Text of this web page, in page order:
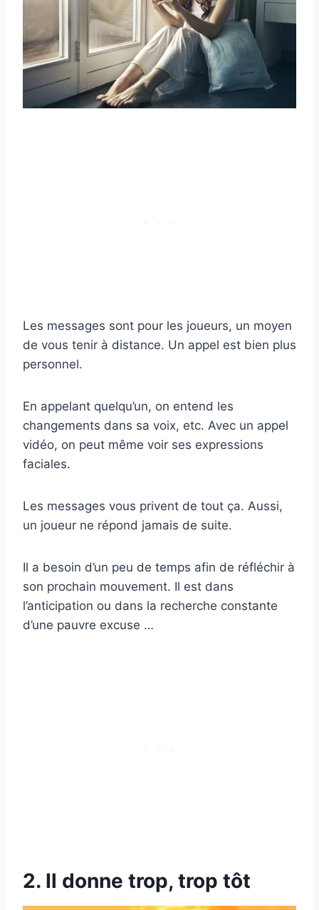
Les messages sont pour les joueurs, un moyen
de vous tenir à distance. Un appel est bien plus
personnel.
En appelant quelqu’un, on entend les
changements dans sa voix, etc. Avec un appel
vidéo, on peut même voir ses expressions
faciales.
Les messages vous privent de tout ça. Aussi,
un joueur ne répond jamais de suite.
Il a besoin d’un peu de temps afin de réfléchir à
son prochain mouvement. Il est dans
l’anticipation ou dans la recherche constante
d’une pauvre excuse …
2. Il donne trop, trop tôt